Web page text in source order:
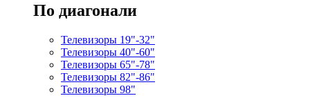
По диагонали
Телевизоры 19"-32"
Телевизоры 40"-60"
Телевизоры 65"-78"
Телевизоры 82"-86"
Телевизоры 98"